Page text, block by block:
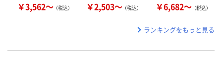
￥3,562～ （税込） ￥2,503～ （税込） ￥6,682～ （税込）
ランキングをもっと見る